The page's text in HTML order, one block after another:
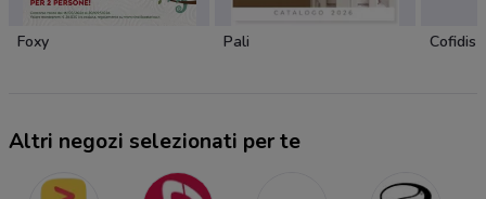
Foxy Pali Cofidis
Altri negozi selezionati per te